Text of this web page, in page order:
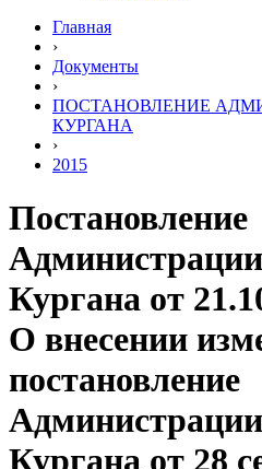
Главная
›
Документы
›
ПОСТАНОВЛЕНИЕ
КУРГАНА
›
2015
Постановление
Кургана от
О внесении
постановление
Кургана от 28